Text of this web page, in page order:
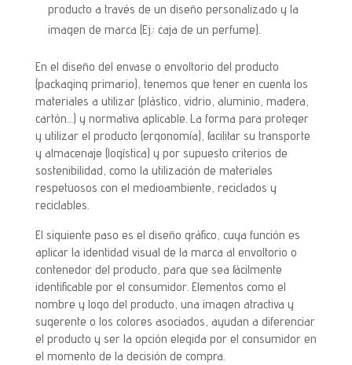
producto a través de un diseño personalizado y la
imagen de marca (Ej.: caja de un perfume).
En el diseño del envase o envoltorio del producto
(packaging primario), tenemos que tener en cuenta los
materiales a utilizar (plástico, vidrio, aluminio, madera,
cartón…) y normativa aplicable. La forma para proteger
y utilizar el producto (ergonomía), facilitar su transporte
y almacenaje (logística) y por supuesto criterios de
sostenibilidad, como la utilización de materiales
respetuosos con el medioambiente, reciclados y
reciclables.
El siguiente paso es el diseño gráfico, cuya función es
aplicar la identidad visual de la marca al envoltorio o
contenedor del producto, para que sea fácilmente
identificable por el consumidor. Elementos como el
nombre y logo del producto, una imagen atractiva y
sugerente o los colores asociados, ayudan a diferenciar
el producto y ser la opción elegida por el consumidor en
el momento de la decisión de compra.